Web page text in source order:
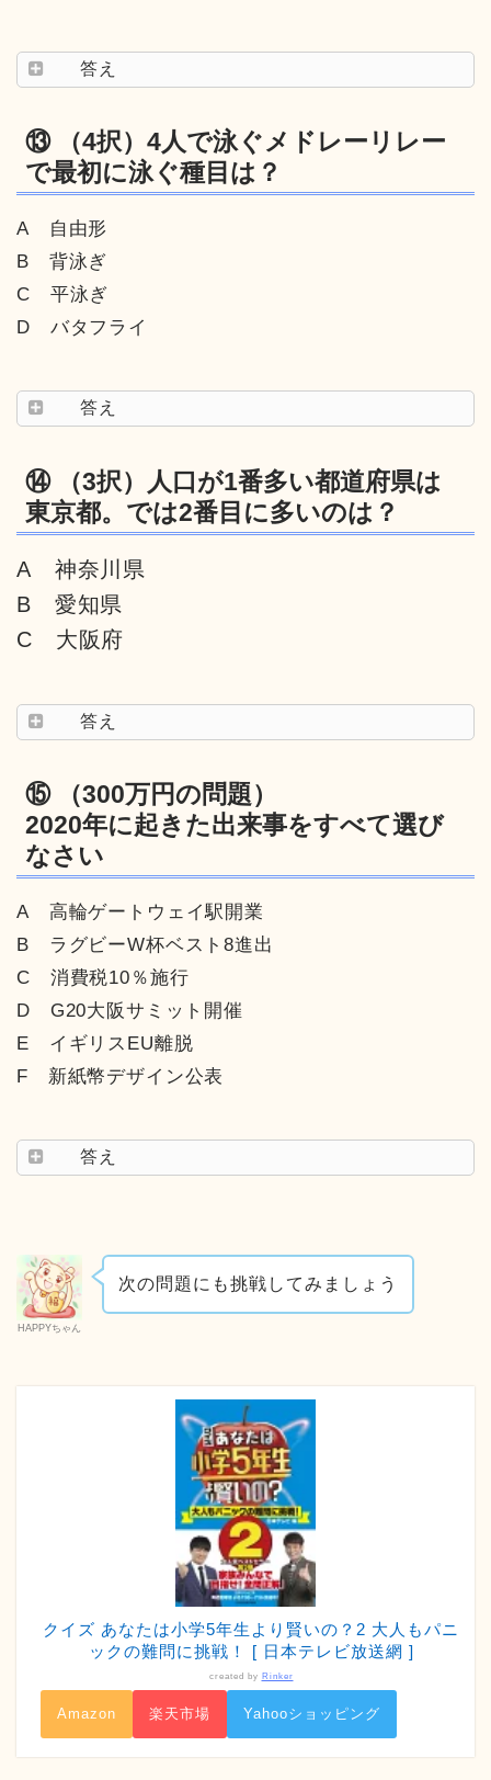
答え
⑬ （4択）4人で泳ぐメドレーリレー
で最初に泳ぐ種目は？
A 自由形
B 背泳ぎ
C 平泳ぎ
D バタフライ
答え
⑭ （3択）人口が1番多い都道府県は
東京都。では2番目に多いのは？
A 神奈川県
B 愛知県
C 大阪府
答え
⑮ （300万円の問題）
2020年に起きた出来事をすべて選び
なさい
A 高輪ゲートウェイ駅開業
B ラグビーW杯ベスト8進出
C 消費税10％施行
D G20大阪サミット開催
E イギリスEU離脱
F 新紙幣デザイン公表
答え
HAPPYちゃん
次の問題にも挑戦してみましょう
クイズ あなたは小学5年生より賢いの？2 大人もパニ
ックの難問に挑戦！ [ 日本テレビ放送網 ]
created by Rinker
Amazon 楽天市場 Yahooショッピング